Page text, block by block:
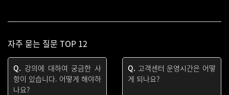
자주 묻는 질문 TOP 12
Q. 강의에 대하여 궁금한 사
항이 있습니다. 어떻게 해야하
나요?
Q. 고객센터 운영시간은 어떻
게 되나요?